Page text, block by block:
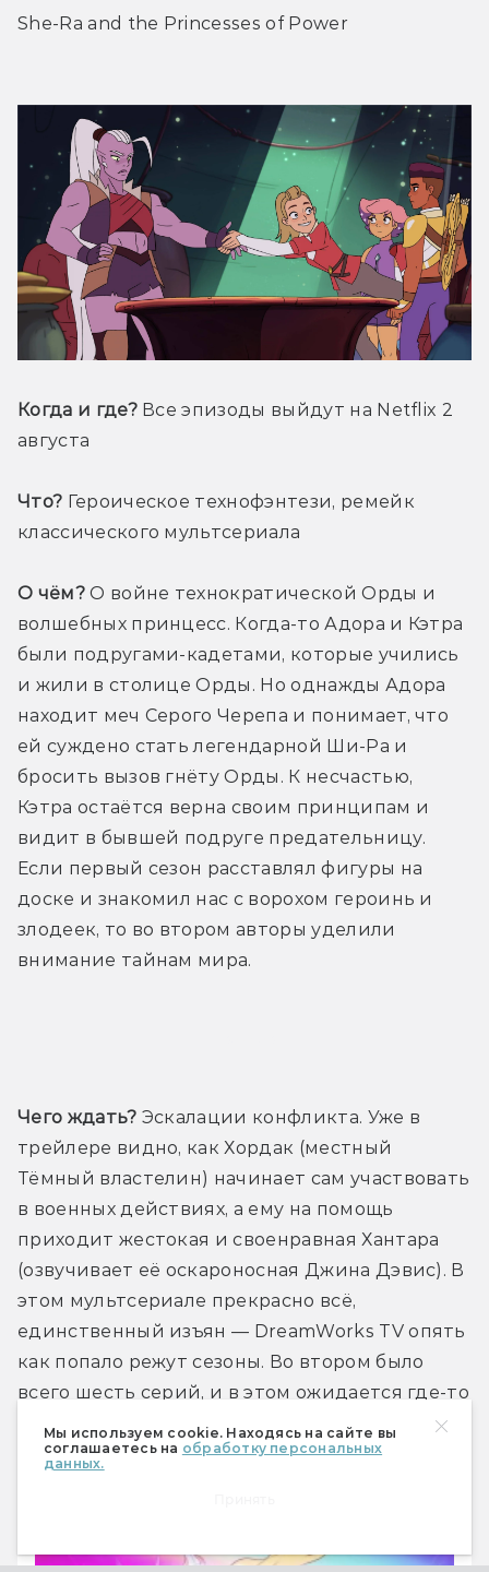
Мы используем cookie. Находясь на сайте вы
соглашаетесь на обработку персональных
данных.
She-Ra and the Princesses of Power
Когда и где? Все эпизоды выйдут на Netflix 2
августа
Что? Героическое технофэнтези, ремейк
классического мультсериала
О чём? О войне технократической Орды и
волшебных принцесс. Когда-то Адора и Кэтра
были подругами-кадетами, которые учились
и жили в столице Орды. Но однажды Адора
находит меч Серого Черепа и понимает, что
ей суждено стать легендарной Ши-Ра и
бросить вызов гнёту Орды. К несчастью,
Кэтра остаётся верна своим принципам и
видит в бывшей подруге предательницу.
Если первый сезон расставлял фигуры на
доске и знакомил нас с ворохом героинь и
злодеек, то во втором авторы уделили
внимание тайнам мира.
Чего ждать? Эскалации конфликта. Уже в
трейлере видно, как Хордак (местный
Тёмный властелин) начинает сам участвовать
в военных действиях, а ему на помощь
приходит жестокая и своенравная Хантара
(озвучивает её оскароносная Джина Дэвис). В
этом мультсериале прекрасно всё,
единственный изъян — DreamWorks TV опять
как попало режут сезоны. Во втором было
всего шесть серий, и в этом ожидается где-то
столько же.